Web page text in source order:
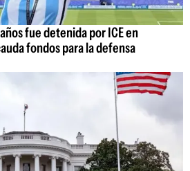
fue detenida por ICE en
fondos para la defensa